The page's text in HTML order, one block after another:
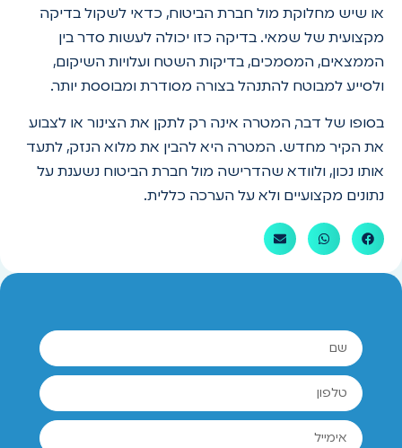
או שיש מחלוקת מול חברת הביטוח, כדאי לשקול בדיקה
מקצועית של שמאי. בדיקה כזו יכולה לעשות סדר בין
הממצאים, המסמכים, בדיקות השטח ועלויות השיקום,
ולסייע למבוטח להתנהל בצורה מסודרת ומבוססת יותר.
בסופו של דבר, המטרה אינה רק לתקן את הצינור או לצבוע
את הקיר מחדש. המטרה היא להבין את מלוא הנזק, לתעד
אותו נכון, ולוודא שהדרישה מול חברת הביטוח נשענת על
נתונים מקצועיים ולא על הערכה כללית.